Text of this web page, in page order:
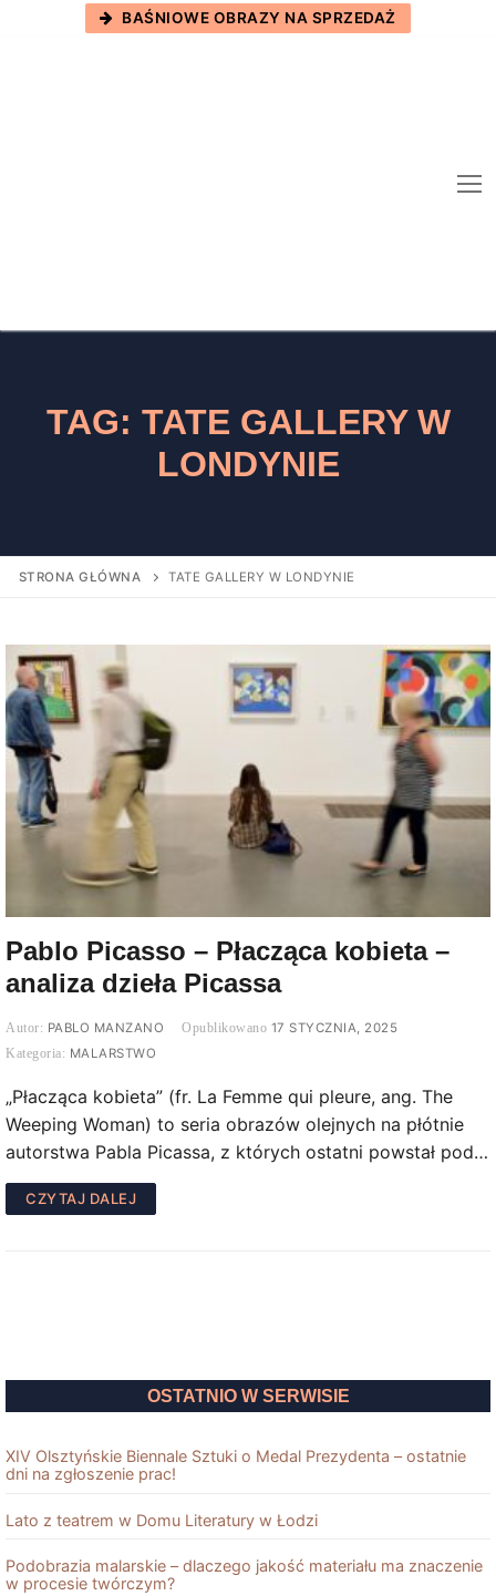
BAŚNIOWE OBRAZY NA SPRZEDAŻ
TAG: TATE GALLERY W
LONDYNIE
STRONA GŁÓWNA TATE GALLERY W LONDYNIE
Pablo Picasso – Płacząca kobieta –
analiza dzieła Picassa
PABLO MANZANO
17 STYCZNIA, 2025
MALARSTWO
„Płacząca kobieta” (fr. La Femme qui pleure, ang. The
Weeping Woman) to seria obrazów olejnych na płótnie
autorstwa Pabla Picassa, z których ostatni powstał pod…
CZYTAJ DALEJ
OSTATNIO W SERWISIE
XIV Olsztyńskie Biennale Sztuki o Medal Prezydenta – ostatnie
dni na zgłoszenie prac!
Lato z teatrem w Domu Literatury w Łodzi
Podobrazia malarskie – dlaczego jakość materiału ma znaczenie
w procesie twórczym?